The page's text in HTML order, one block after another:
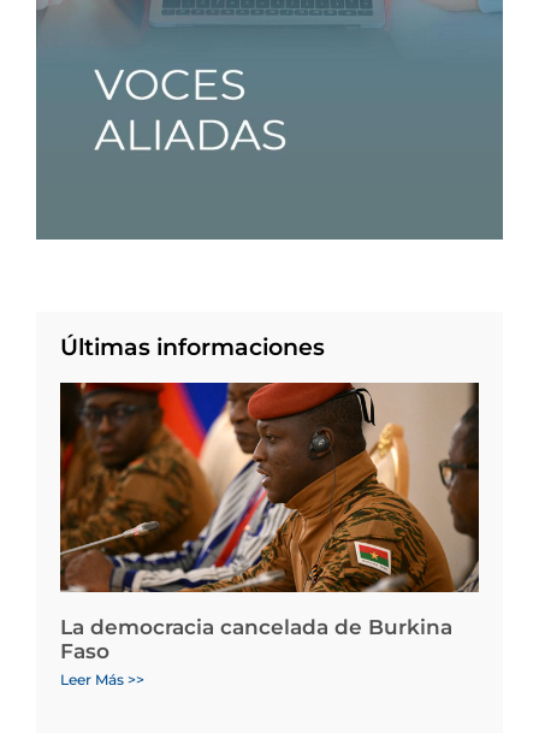
Últimas informaciones
La democracia cancelada de Burkina
Faso
Leer Más >>